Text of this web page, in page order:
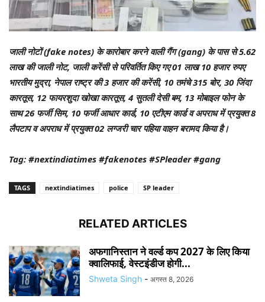
जाली नोटों (fake notes) के कारोबार करने वाली गैंग (gang) के पास से 5.62
लाख की जाली नोट, जाली करेंसी से परिवर्तित किए गए 01 लाख 10 हजार रुपए
भारतीय मुद्रा, नेपाल राष्ट्र की 3 हजार की करेंसी, 10 तमंचे 315 बोर, 30 जिंदा
कारतूस, 12 फायरशुदा खोखा कारतूस, 4 सुतली देसी बम, 13 मोबाइल फोन के
साथ 26 फर्जी सिम, 10 फर्जी आधार कार्ड, 10 एटीएम कार्ड व अपराध में प्रयुक्त 8
लैपटाप व अपराध में प्रयुक्त 02 लग्जरी चार पहिया वाहन बरामद किया है।
Tag: #nextindiatimes #fakenotes #SPleader #gang
TAGS nextindiatimes police SP leader
RELATED ARTICLES
अफगानिस्तान ने वर्ल्ड कप 2027 के लिए किया
क्वालिफाई, वेस्टइंडीज होगी...
Shweta Singh - अगस्त 8, 2026